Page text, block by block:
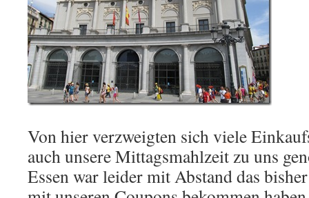
Von hier verzweigten sich viele
auch unsere Mittagsmahlzeit zu uns
Essen war leider mit Abstand das